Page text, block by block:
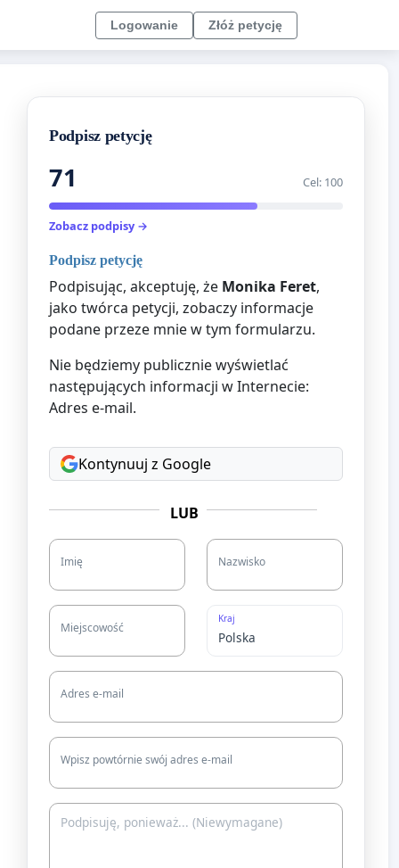
Logowanie Złóż petycję
Podpisz petycję
71 Cel: 100
Zobacz podpisy →
Podpisz petycję
Podpisując, akceptuję, że Monika Feret,
jako twórca petycji, zobaczy informacje
podane przeze mnie w tym formularzu.
Nie będziemy publicznie wyświetlać
następujących informacji w Internecie:
Adres e-mail.
Kontynuuj z Google
LUB
Imię Nazwisko
Miejscowość
Kraj
Adres e-mail
Wpisz powtórnie swój adres e-mail